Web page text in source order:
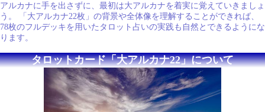
アルカナに手を出さずに、最初は大アルカナを着実に覚えていきましょ
う。 「大アルカナ22枚」の背景や全体像を理解することができれば、
78枚のフルデッキを用いたタロット占いの実践も自然とできるようにな
ります。
タロットカード「大アルカナ22」について